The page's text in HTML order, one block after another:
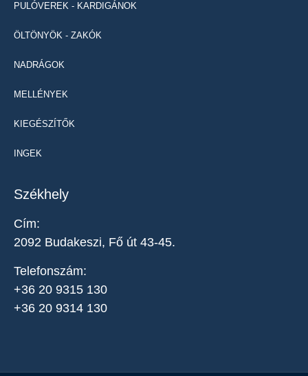
PULÓVEREK - KARDIGÁNOK
ÖLTÖNYÖK - ZAKÓK
NADRÁGOK
MELLÉNYEK
KIEGÉSZÍTŐK
INGEK
Székhely
Cím:
2092 Budakeszi, Fő út 43-45.
Telefonszám:
+36 20 9315 130
+36 20 9314 130